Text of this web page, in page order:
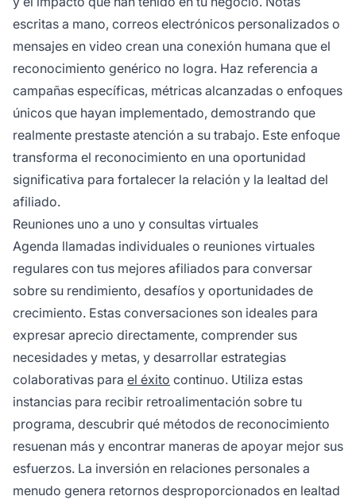
escritas a mano, correos electrónicos personalizados o
mensajes en video crean una conexión humana que el
reconocimiento genérico no logra. Haz referencia a
campañas específicas, métricas alcanzadas o enfoques
únicos que hayan implementado, demostrando que
realmente prestaste atención a su trabajo. Este enfoque
transforma el reconocimiento en una oportunidad
significativa para fortalecer la relación y la lealtad del
afiliado.
Reuniones uno a uno y consultas virtuales
Agenda llamadas individuales o reuniones virtuales
regulares con tus mejores afiliados para conversar
sobre su rendimiento, desafíos y oportunidades de
crecimiento. Estas conversaciones son ideales para
expresar aprecio directamente, comprender sus
necesidades y metas, y desarrollar estrategias
colaborativas para el éxito continuo. Utiliza estas
instancias para recibir retroalimentación sobre tu
programa, descubrir qué métodos de reconocimiento
resuenan más y encontrar maneras de apoyar mejor sus
esfuerzos. La inversión en relaciones personales a
menudo genera retornos desproporcionados en lealtad